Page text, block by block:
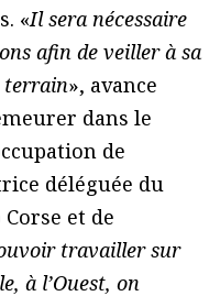
«Il sera nécessaire
afin de veiller à sa
terrain», avance
dans le
de
déléguée du
et de
travailler sur
à l’Ouest, on